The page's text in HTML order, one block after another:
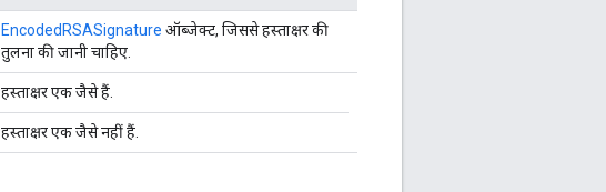
EncodedRSASignature ऑब्जेक्ट, जिससे हस्ताक्षर की
तुलना की जानी चाहिए.
हस्ताक्षर एक जैसे हैं.
हस्ताक्षर एक जैसे नहीं हैं.